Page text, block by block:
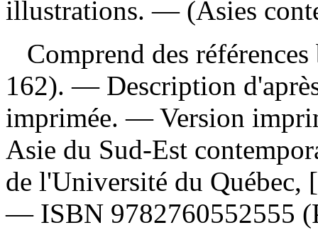
illustrations. — (Asies
Comprend des
162). — Description
imprimée. —Version
Asie du Sud-Est
de l'Université du Québec,
— ISBN 9782760552555